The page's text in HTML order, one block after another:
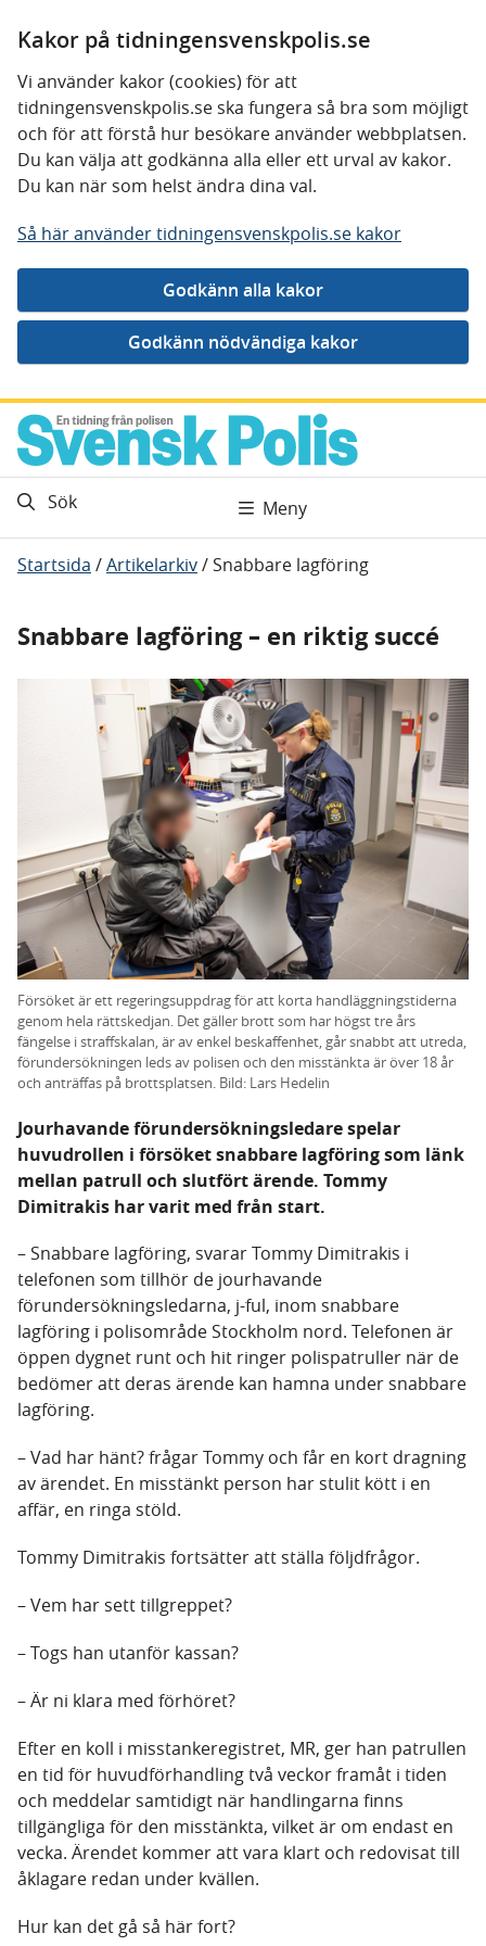
Kakor på tidningensvenskpolis.se
Vi använder kakor (cookies) för att
tidningensvenskpolis.se ska fungera så bra som möjligt
och för att förstå hur besökare använder webbplatsen.
Du kan välja att godkänna alla eller ett urval av kakor.
Du kan när som helst ändra dina val.
Så här använder tidningensvenskpolis.se kakor
Gå direkt till innehåll
Sök Meny
Startsida /Artikelarkiv/Snabbare lagföring
Snabbare lagföring – en riktig succé
Försöket är ett regeringsuppdrag för att korta handläggningstiderna
genom hela rättskedjan. Det gäller brott som har högst tre års
fängelse i straffskalan, är av enkel beskaffenhet, går snabbt att utreda,
förundersökningen leds av polisen och den misstänkta är över 18 år
och anträffas på brottsplatsen. Bild: Lars Hedelin
Jourhavande förundersökningsledare spelar
huvudrollen i försöket snabbare lagföring som länk
mellan patrull och slutfört ärende. Tommy
Dimitrakis har varit med från start.
– Snabbare lagföring, svarar Tommy Dimitrakis i
telefonen som tillhör de jourhavande
förundersökningsledarna, j-ful, inom snabbare
lagföring i polisområde Stockholm nord. Telefonen är
öppen dygnet runt och hit ringer polispatruller när de
bedömer att deras ärende kan hamna under snabbare
lagföring.
– Vad har hänt? frågar Tommy och får en kort dragning
av ärendet. En misstänkt person har stulit kött i en
affär, en ringa stöld.
Tommy Dimitrakis fortsätter att ställa följdfrågor.
– Vem har sett tillgreppet?
– Togs han utanför kassan?
– Är ni klara med förhöret?
Efter en koll i misstankeregistret, MR, ger han patrullen
en tid för huvudförhandling två veckor framåt i tiden
och meddelar samtidigt när handlingarna finns
tillgängliga för den misstänkta, vilket är om endast en
vecka. Ärendet kommer att vara klart och redovisat till
åklagare redan under kvällen.
Hur kan det gå så här fort?